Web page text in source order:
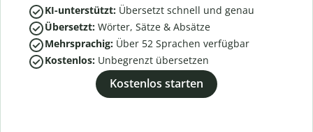
KI-unterstützt: Übersetzt schnell und genau
Übersetzt: Wörter, Sätze & Absätze
Mehrsprachig: Über 52 Sprachen verfügbar
Kostenlos: Unbegrenzt übersetzen
Kostenlos starten